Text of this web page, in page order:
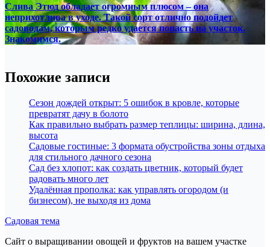
Слива Этюд обладает огромным плюсом – она
неприхотлива в уходе. Такой сорт отлично подойдет
садоводам, которым редко удается попасть на участок.
Знакомимся.
Похожие записи
Сезон дождей открыт: 5 ошибок в кровле, которые
превратят дачу в болото
Как правильно выбрать размер теплицы: ширина, длина,
высота
Садовые гостиные: 3 формата обустройства зоны отдыха
для стильного дачного сезона
Сад без хлопот: как создать цветник, который будет
радовать много лет
Удалённая прополка: как управлять огородом (и
бизнесом), не выходя из дома
Садовая тема
Сайт о выращивании овощей и фруктов на вашем участке